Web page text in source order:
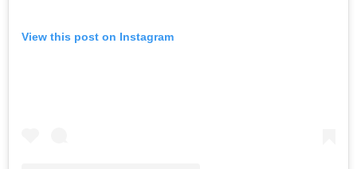
View this post on Instagram